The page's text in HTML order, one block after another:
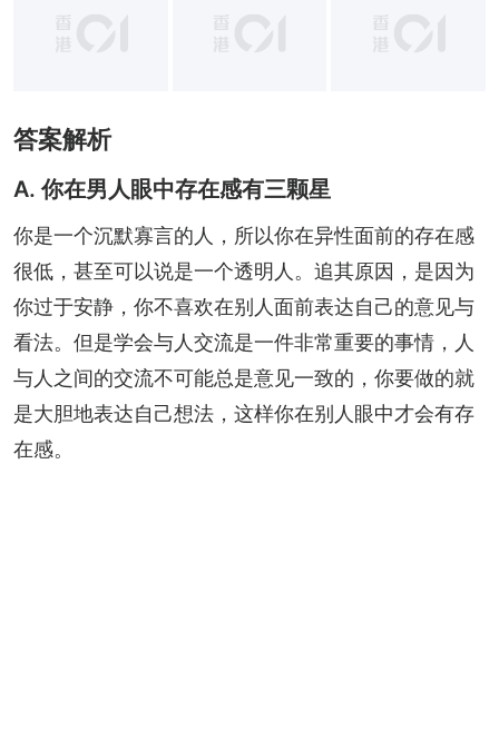
答案解析
A. 你在男人眼中存在感有三颗星
你是一个沉默寡言的人，所以你在异性面前的存在感
很低，甚至可以说是一个透明人。追其原因，是因为
你过于安静，你不喜欢在别人面前表达自己的意见与
看法。但是学会与人交流是一件非常重要的事情，人
与人之间的交流不可能总是意见一致的，你要做的就
是大胆地表达自己想法，这样你在别人眼中才会有存
在感。